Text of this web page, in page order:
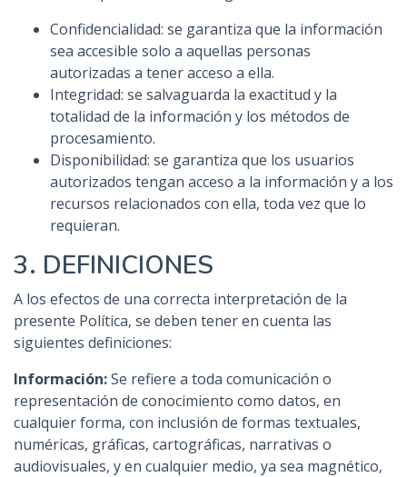
Confidencialidad: se garantiza que la información
sea accesible solo a aquellas personas
autorizadas a tener acceso a ella.
Integridad: se salvaguarda la exactitud y la
totalidad de la información y los métodos de
procesamiento.
Disponibilidad: se garantiza que los usuarios
autorizados tengan acceso a la información y a los
recursos relacionados con ella, toda vez que lo
requieran.
3. DEFINICIONES
A los efectos de una correcta interpretación de la
presente Política, se deben tener en cuenta las
siguientes definiciones:
Información:Se refiere a toda comunicación o
representación de conocimiento como datos, en
cualquier forma, con inclusión de formas textuales,
numéricas, gráficas, cartográficas, narrativas o
audiovisuales, y en cualquier medio, ya sea magnético,